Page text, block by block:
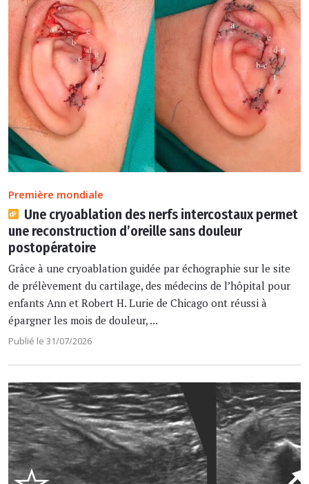
Première mondiale
Une cryoablation des nerfs intercostaux permet
une reconstruction d’oreille sans douleur
postopératoire
Grâce à une cryoablation guidée par échographie sur le site
de prélèvement du cartilage, des médecins de l’hôpital pour
enfants Ann et Robert H. Lurie de Chicago ont réussi à
épargner les mois de douleur, ...
Publié le 31/07/2026